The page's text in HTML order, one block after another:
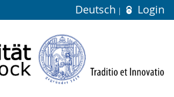
Deutsch Login